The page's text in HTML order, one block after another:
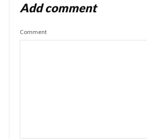
Add comment
Comment